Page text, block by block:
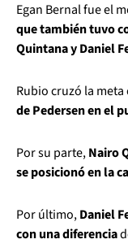
Egan Bernal fue el
que también tuvo
Quintana y Daniel
Rubio cruzó la
de Pedersen en el
Por su parte,Nairo
se posicionó en la
Por último,Daniel
con una diferencia